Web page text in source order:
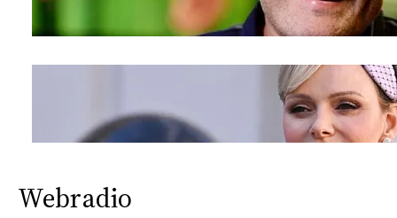
Webradio